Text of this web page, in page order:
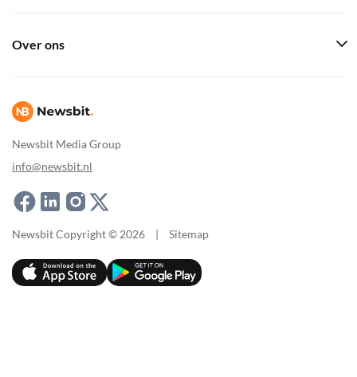
Newsbit Media Group
info@newsbit.nl
Over ons
Newsbit Copyright © 2026 | Sitemap